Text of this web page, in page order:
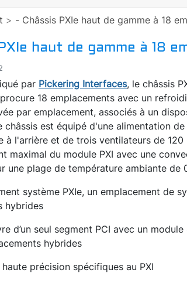
> - Châssis PXIe haut de gamme à 18
haut de gamme à 18
par Pickering Interfaces, le châssis
18 emplacements avec un
par emplacement, associés à un
châssis est équipé d'une alimentation
à l'arrière et de trois ventilateurs de 120
maximal du module PXI avec une
une plage de température ambiante de
système PXIe, un emplacement de
hybrides
d’un seul segment PCI avec un module
hybrides
précision spécifiques au PXI